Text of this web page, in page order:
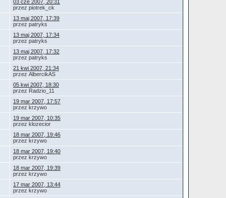
03 cze 2007, 20:31
przez piotrek_ck
13 maj 2007, 17:39
przez patryks
13 maj 2007, 17:34
przez patryks
13 maj 2007, 17:32
przez patryks
21 kwi 2007, 21:34
przez AlbercikAS
05 kwi 2007, 18:30
przez Radzio_11
19 mar 2007, 17:57
przez krzywo
19 mar 2007, 10:35
przez klozecior
18 mar 2007, 19:46
przez krzywo
18 mar 2007, 19:40
przez krzywo
18 mar 2007, 19:39
przez krzywo
17 mar 2007, 13:44
przez krzywo